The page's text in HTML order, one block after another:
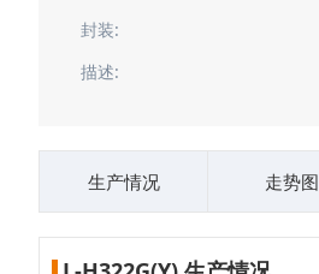
封装:
描述:
生产情况 走势图